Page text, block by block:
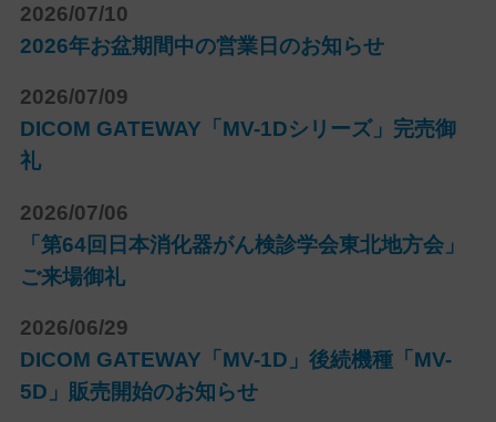
2026/07/10
2026年お盆期間中の営業日のお知らせ
2026/07/09
DICOM GATEWAY「MV-1Dシリーズ」完売御
礼
2026/07/06
「第64回日本消化器がん検診学会東北地方会」
ご来場御礼
2026/06/29
DICOM GATEWAY「MV-1D」後続機種「MV-
5D」販売開始のお知らせ